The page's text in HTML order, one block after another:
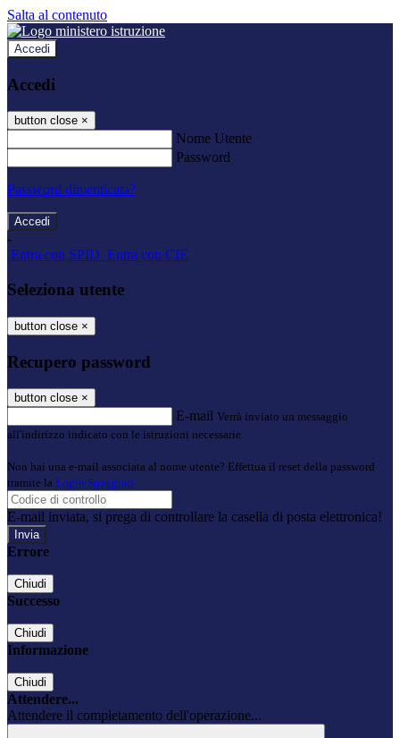
Salta al contenuto
Accedi
Accedi
button close ×
Nome Utente
Password
Password dimenticata?
-
Entra con SPID Entra con CIE
Seleziona utente
button close ×
Recupero password
button close ×
E-mail Verrà inviato un messaggio
all'indirizzo indicato con le istruzioni necessarie.
Non hai una e-mail associata al nome utente? Effettua il reset della password
tramite la Login Spaggiari
E-mail inviata, si prega di controllare la casella di posta elettronica!
Errore
Chiudi
Successo
Chiudi
Informazione
Chiudi
Attendere...
Attendere il completamento dell'operazione...